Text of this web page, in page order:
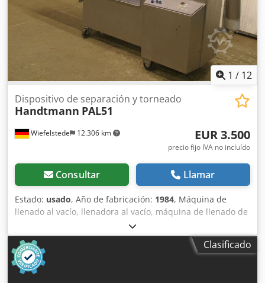
1 / 12
Wiefelstede 12.306 km
Dispositivo de separación y torneado
Handtmann PAL51
EUR 3.500
precio fijo IVA no incluído
Consultar Llamar
Estado: usado, Año de fabricación: 1984, Máquina de
llenado al vacío, llenadora al vacío, máquina de llenado de
embutidos, dispositivo para separar y cortar -Entrega: en
el estado actual, tal como se inspeccionó -Diseño: llenado,
dosificación, corte y suspensión -Control por programa: -
Transmisión de corte: -Boquilla de corte: Ø 10 x 400 mm
Dedpfx Aob A Il Hjklewa -Dimensiones: 3400/1000/A1500
Clasificado